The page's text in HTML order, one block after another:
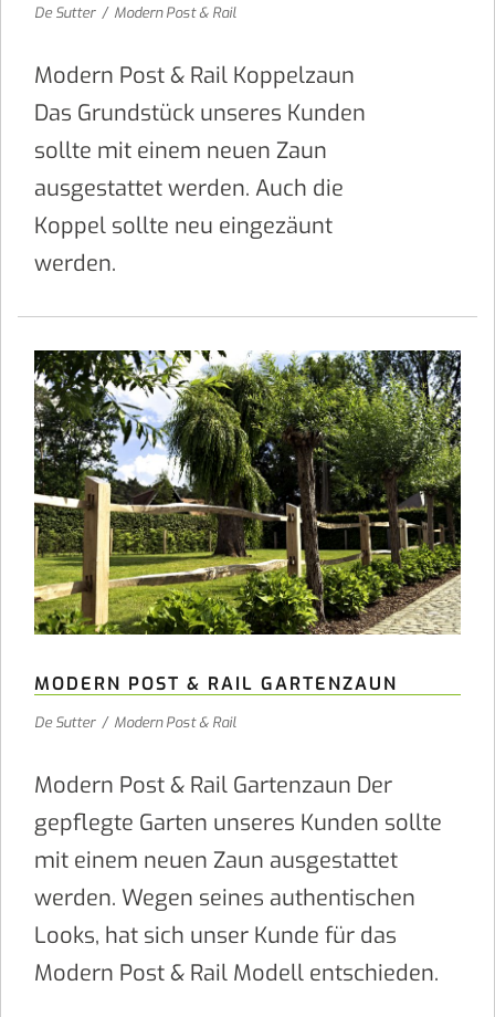
De Sutter / Modern Post & Rail
Modern Post & Rail Koppelzaun
Das Grundstück unseres Kunden
sollte mit einem neuen Zaun
ausgestattet werden. Auch die
Koppel sollte neu eingezäunt
werden.
MODERN POST & RAIL GARTENZAUN
De Sutter / Modern Post & Rail
Modern Post & Rail Gartenzaun Der
gepflegte Garten unseres Kunden sollte
mit einem neuen Zaun ausgestattet
werden. Wegen seines authentischen
Looks, hat sich unser Kunde für das
Modern Post & Rail Modell entschieden.